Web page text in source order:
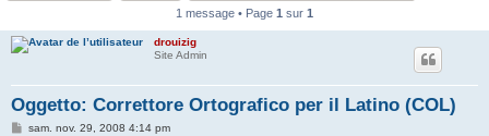
1 message • Page 1 sur 1
drouizig
Site Admin
Oggetto: Correttore Ortografico per il Latino (COL)
Msam. nov. 29, 2008 4:14 pm